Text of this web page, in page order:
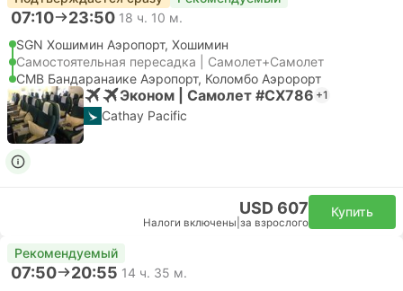
07:10 23:50 18 ч. 10 м.
SGN Хошимин Аэропорт, Хошимин
Самостоятельная пересадка | Самолет+Самолет
CMB Бандаранаике Аэропорт, Коломбо Аэророрт
Эконом | Самолет #CX786 +1
Cathay Pacific
USD 607
Налоги включены за взрослого
Купить
Рекомендуемый
07:50 20:55 14 ч. 35 м.